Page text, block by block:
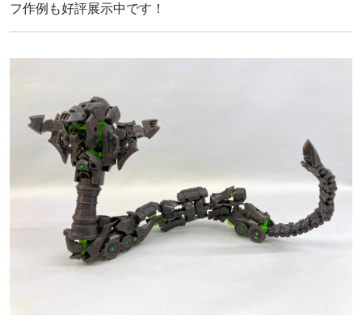
フ作例も好評展示中です！